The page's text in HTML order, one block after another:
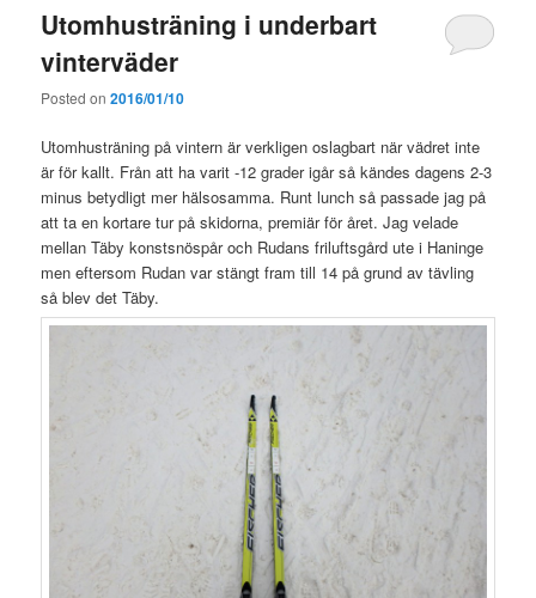
Utomhusträning i underbart
vinterväder
Posted on2016/01/10
Utomhusträning på vintern är verkligen oslagbart när vädret inte
är för kallt. Från att ha varit -12 grader igår så kändes dagens 2-3
minus betydligt mer hälsosamma. Runt lunch så passade jag på
att ta en kortare tur på skidorna, premiär för året. Jag velade
mellan Täby konstsnöspår och Rudans friluftsgård ute i Haninge
men eftersom Rudan var stängt fram till 14 på grund av tävling
så blev det Täby.